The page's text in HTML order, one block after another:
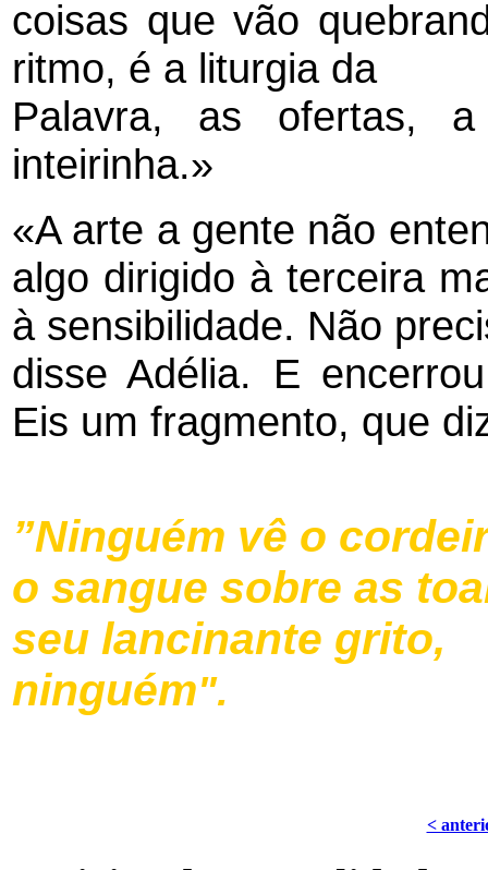
coisas que vão
ritmo, é a liturgia da
Palavra, as ofertas,
inteirinha.»
«A arte a gente não
algo dirigido à terceira
à sensibilidade. Não
disse Adélia. E
Eis um fragmento, que
”Ninguém vê o
o sangue sobre as
seu lancinante grito,
ninguém".
<